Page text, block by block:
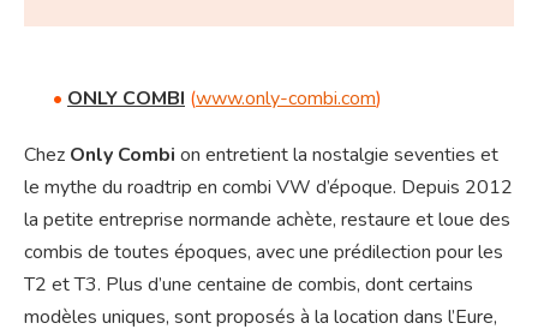
• ONLY COMBI (www.only-combi.com)
Chez Only Combi on entretient la nostalgie seventies et
le mythe du roadtrip en combi VW d’époque. Depuis 2012
la petite entreprise normande achète, restaure et loue des
combis de toutes époques, avec une prédilection pour les
T2 et T3. Plus d’une centaine de combis, dont certains
modèles uniques, sont proposés à la location dans l’Eure,